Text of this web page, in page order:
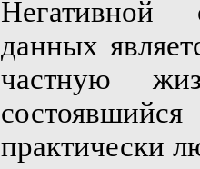
Негативной
данных
частную
практически